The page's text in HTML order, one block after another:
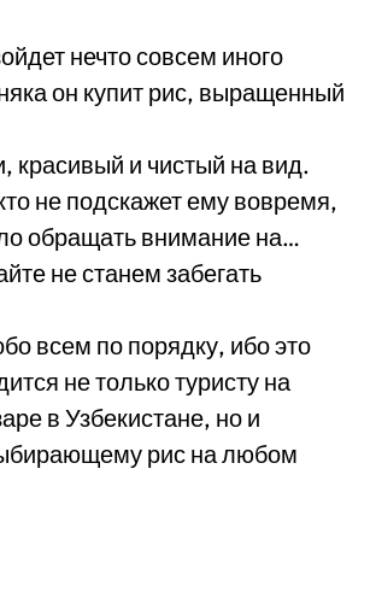
нечто совсем иного
он купит рис, выращенный
красивый и чистый на вид.
не подскажет ему вовремя,
обращать внимание на…
не станем забегать
всем по порядку, ибо это
не только туристу на
в Узбекистане, но и
рис на любом